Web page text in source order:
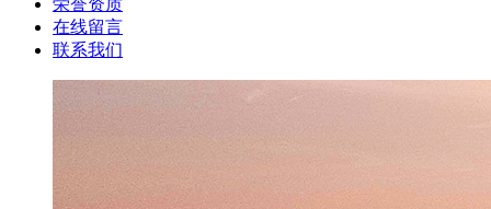
荣誉资质
在线留言
联系我们